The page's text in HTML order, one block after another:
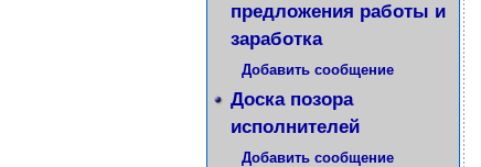
предложения работы и
заработка
Добавить сообщение
Доска позора
исполнителей
Добавить сообщение